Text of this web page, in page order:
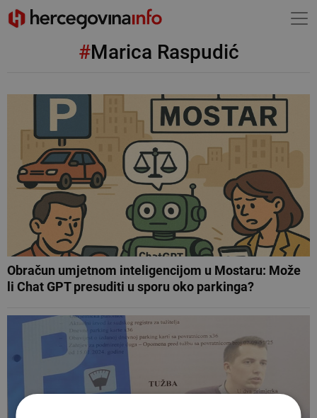
#Marica Raspudić
Obračun umjetnom inteligencijom u Mostaru: Može
li Chat GPT presuditi u sporu oko parkinga?